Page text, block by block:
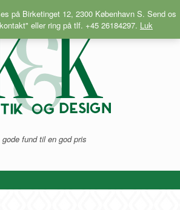
på Birketinget 12, 2300 København S. Send os
eller ring på tlf. +45 26184297. Luk
gode fund til en god pris